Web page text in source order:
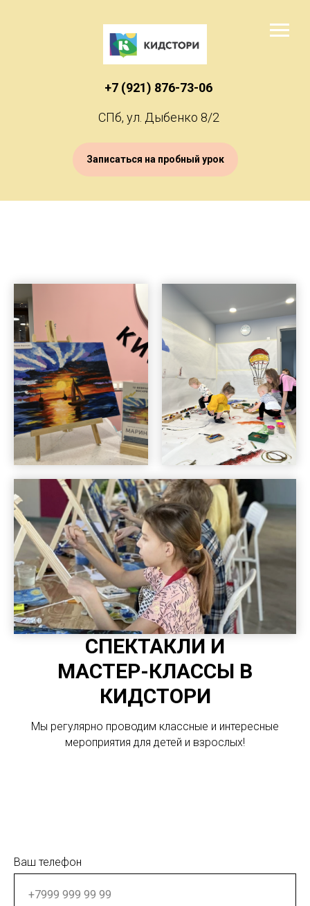
+7 (921) 876-73-06
СПб, ул. Дыбенко 8/2
Записаться на пробный урок
СПЕКТАКЛИ И
МАСТЕР-КЛАССЫ В
КИДСТОРИ
Мы регулярно проводим классные и интересные
мероприятия для детей и взрослых!
Ваш телефон